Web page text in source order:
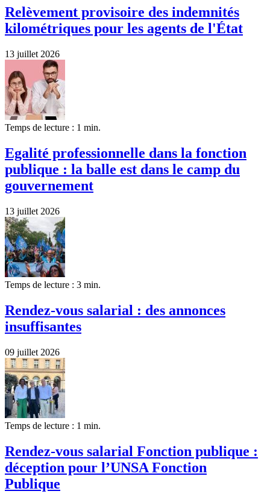
Relèvement provisoire des indemnités
kilométriques pour les agents de l'État
13 juillet 2026
Temps de lecture : 1 min.
Egalité professionnelle dans la fonction
publique : la balle est dans le camp du
gouvernement
13 juillet 2026
Temps de lecture : 3 min.
Rendez-vous salarial : des annonces
insuffisantes
09 juillet 2026
Temps de lecture : 1 min.
Rendez-vous salarial Fonction publique :
déception pour l’UNSA Fonction
Publique